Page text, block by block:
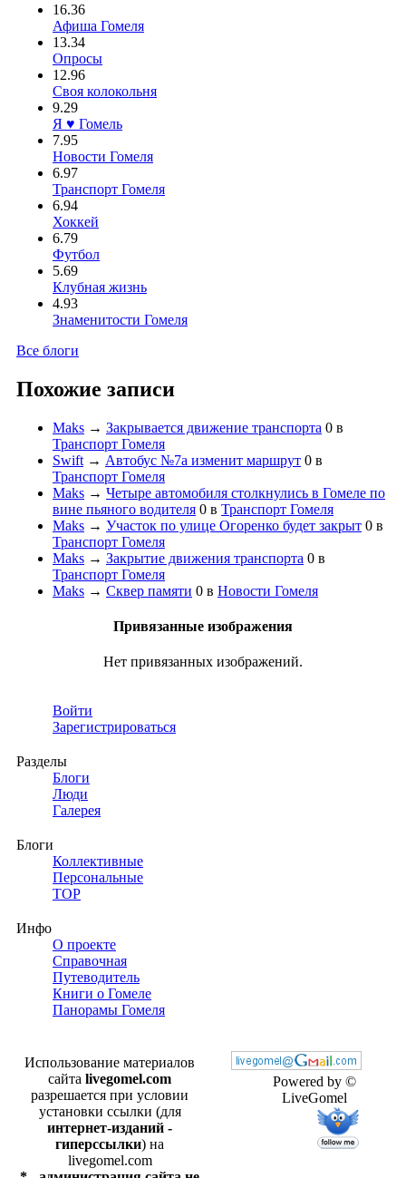
16.36
Афиша Гомеля
13.34
Опросы
12.96
Своя колокольня
9.29
Я ♥ Гомель
7.95
Новости Гомеля
6.97
Транспорт Гомеля
6.94
Хоккей
6.79
Футбол
5.69
Клубная жизнь
4.93
Знаменитости Гомеля
Все блоги
Похожие записи
Maks → Закрывается движение транспорта 0 в
Транспорт Гомеля
Swift → Автобус №7а изменит маршрут 0 в
Транспорт Гомеля
Maks → Четыре автомобиля столкнулись в Гомеле по
вине пьяного водителя 0 в Транспорт Гомеля
Maks → Участок по улице Огоренко будет закрыт 0 в
Транспорт Гомеля
Maks → Закрытие движения транспорта 0 в
Транспорт Гомеля
Maks → Сквер памяти 0 в Новости Гомеля
Привязанные изображения
Нет привязанных изображений.
Войти
Зарегистрироваться
Разделы
Блоги
Люди
Галерея
Блоги
Коллективные
Персональные
TOP
Инфо
О проекте
Справочная
Путеводитель
Книги о Гомеле
Панорамы Гомеля
Powered by ©
LiveGomel
Использование материалов
сайта livegomel.com
разрешается при условии
установки ссылки (для
интернет-изданий -
гиперссылки) на
livegomel.com